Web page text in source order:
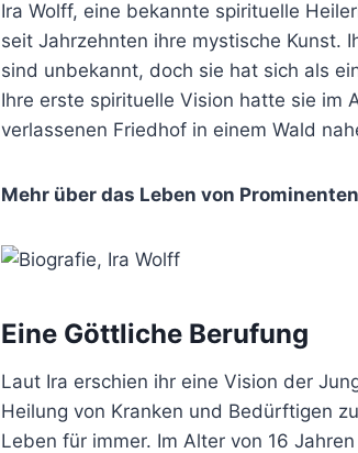
Ira Wolff, eine bekannte spirituelle
seit Jahrzehnten ihre mystische Kunst.
sind unbekannt, doch sie hat sich als
Ihre erste spirituelle Vision hatte sie im
verlassenen Friedhof in einem Wald
Mehr über das Leben von
Eine Göttliche Berufung
Laut Ira erschien ihr eine Vision der
Heilung von Kranken und Bedürftigen
Leben für immer. Im Alter von 16